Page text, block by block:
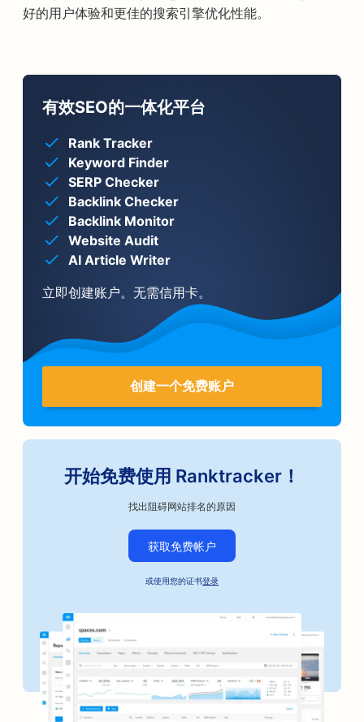
好的用户体验和更佳的搜索引擎优化性能。
有效SEO的一体化平台
Rank Tracker
Keyword Finder
SERP Checker
Backlink Checker
Backlink Monitor
Website Audit
AI Article Writer
立即创建账户。无需信用卡。
创建一个免费账户
开始免费使用 Ranktracker！
找出阻碍网站排名的原因
获取免费帐户
或使用您的证书登录